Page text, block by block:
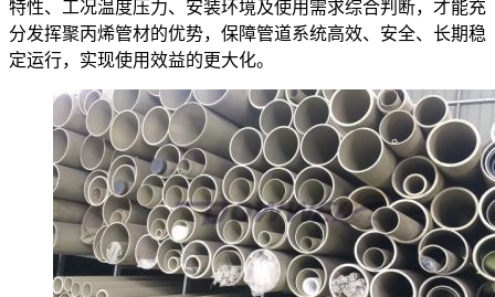
特性、工况温度压力、安装环境及使用需求综合判断，才能充
分发挥聚丙烯管材的优势，保障管道系统高效、安全、长期稳
定运行，实现使用效益的更大化。